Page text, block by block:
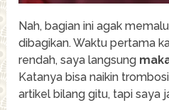
Nah, bagian ini agak
dibagikan. Waktu pertama
rendah, saya langsung
Katanya bisa naikin
artikel bilang gitu, tapi saya